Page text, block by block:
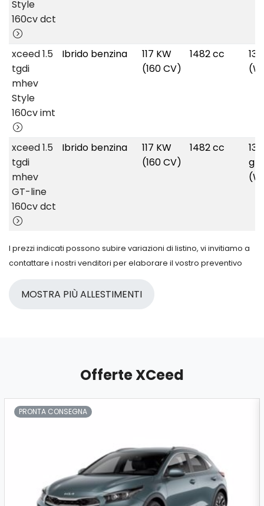
Style
160cv dct
xceed 1.5
tgdi
mhev
Style
160cv imt
Ibrido benzina
117 KW
(160 CV)
1482 cc
xceed 1.5
tgdi
mhev
GT-line
160cv dct
Ibrido benzina
117 KW
(160 CV)
1482 cc
g/
I prezzi indicati possono subire variazioni di listino, vi invitiamo a
contattare i nostri venditori per elaborare il vostro preventivo
MOSTRA PIÙ ALLESTIMENTI
Offerte XCeed
PRONTA CONSEGNA